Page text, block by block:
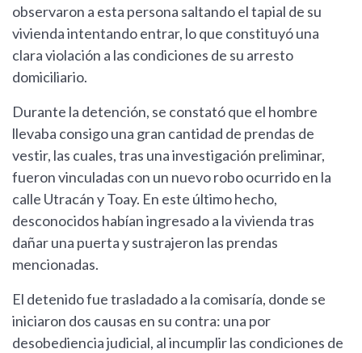
observaron a esta persona saltando el tapial de su
vivienda intentando entrar, lo que constituyó una
clara violación a las condiciones de su arresto
domiciliario.
Durante la detención, se constató que el hombre
llevaba consigo una gran cantidad de prendas de
vestir, las cuales, tras una investigación preliminar,
fueron vinculadas con un nuevo robo ocurrido en la
calle Utracán y Toay. En este último hecho,
desconocidos habían ingresado a la vivienda tras
dañar una puerta y sustrajeron las prendas
mencionadas.
El detenido fue trasladado a la comisaría, donde se
iniciaron dos causas en su contra: una por
desobediencia judicial, al incumplir las condiciones de